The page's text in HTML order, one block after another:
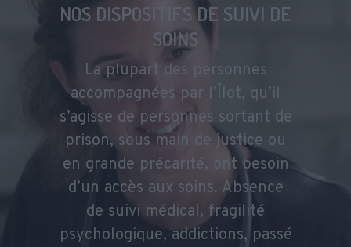
NOS DISPOSITIFS DE SUIVI DE
SOINS
La plupart des personnes
accompagnées par l’Îlot, qu’il
s’agisse de personnes sortant de
prison, sous main de justice ou
en grande précarité, ont besoin
d’un accès aux soins. Absence
de suivi médical, fragilité
psychologique, addictions, passé